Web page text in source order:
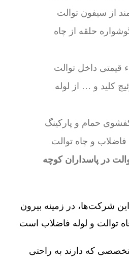
از سیفون توالت
حلقه از چاه
قیمتی داخل توالت
کلید و … از لوله
حمام و پارکینگ
فاضلاب و چاه توالت
در پاسداران کوچه
شرکت‌ها، در زمینه بیرون
توالت و لوله فاضلاب است
تخصصی که دارند به راحتی